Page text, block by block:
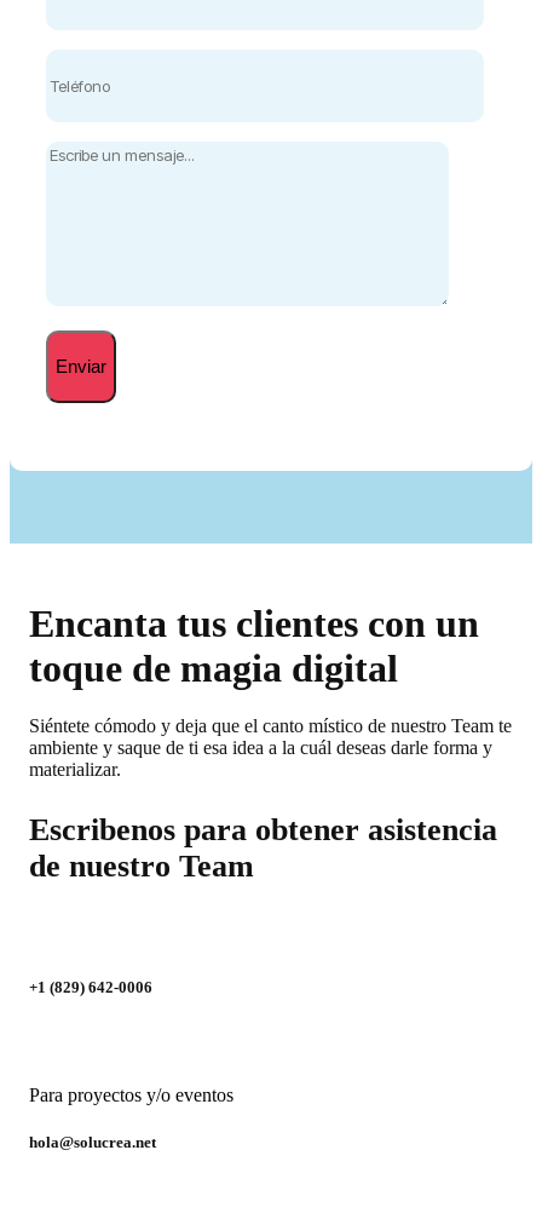
Enviar
Encanta tus clientes con un
toque de magia digital
Siéntete cómodo y deja que el canto místico de nuestro Team te
ambiente y saque de ti esa idea a la cuál deseas darle forma y
materializar.
Escribenos para obtener asistencia
de nuestro Team
+1 (829) 642-0006
Para proyectos y/o eventos
hola@solucrea.net